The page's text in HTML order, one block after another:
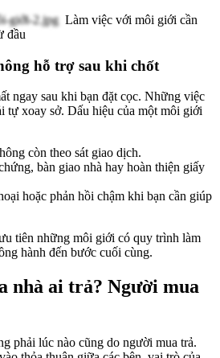
Làm việc với môi giới cần
đầu
hỗ trợ sau khi chốt
ngay sau khi bạn đặt cọc. Những việc
tự xoay sở. Dấu hiệu của một môi giới
còn theo sát giao dịch.
bàn giao nhà hay hoàn thiện giấy
hoặc phản hồi chậm khi bạn cần giúp
tiên những môi giới có quy trình làm
hành đến bước cuối cùng.
nhà ai trả? Người mua
phải lúc nào cũng do người mua trả.